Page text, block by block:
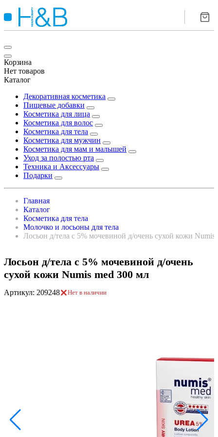
Корзина
Нет товаров
Каталог
Декоративная косметика
Пищевые добавки
Косметика для лица
Косметика для волос
Косметика для тела
Косметика для мужчин
Косметика для мам и малышей
Уход за полостью рта
Техника и Аксессуары
Подарки
Главная
Каталог
Косметика для тела
Молочко и лосьоны для тела
Лосьон д/тела с 5% мочевиной д/очень сухой кожи Numis
Лосьон д/тела с 5% мочевиной д/очень
сухой кожи Numis med 300 мл
Артикул: 209248 Нет в наличии